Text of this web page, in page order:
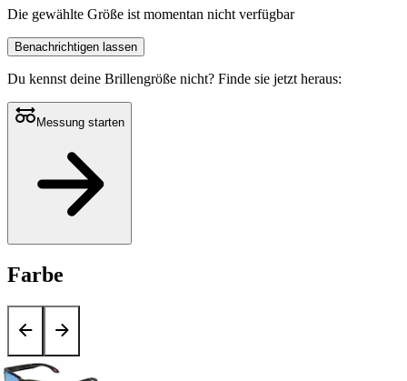
Die gewählte Größe ist momentan nicht verfügbar
Benachrichtigen lassen
Du kennst deine Brillengröße nicht? Finde sie jetzt heraus:
Messung starten
Farbe